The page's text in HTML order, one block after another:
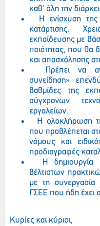
καθ’ όλη την
Η ενίσχυση της
κατάρτισης.
εκπαίδευσης με
ποιότητας, που θα
και απασχόλησης
Πρέπει να
συνείδηση»
βαθμίδες της
σύγχρονων
εργαλείων.
Η ολοκλήρωση
που προβλέπεται
νόμους και
προδιαγραφές
Η δημιουργία
βέλτιστων
με τη συνεργασία
ΓΣΕΕ που ήδη έχει
Κυρίες και κύριοι,